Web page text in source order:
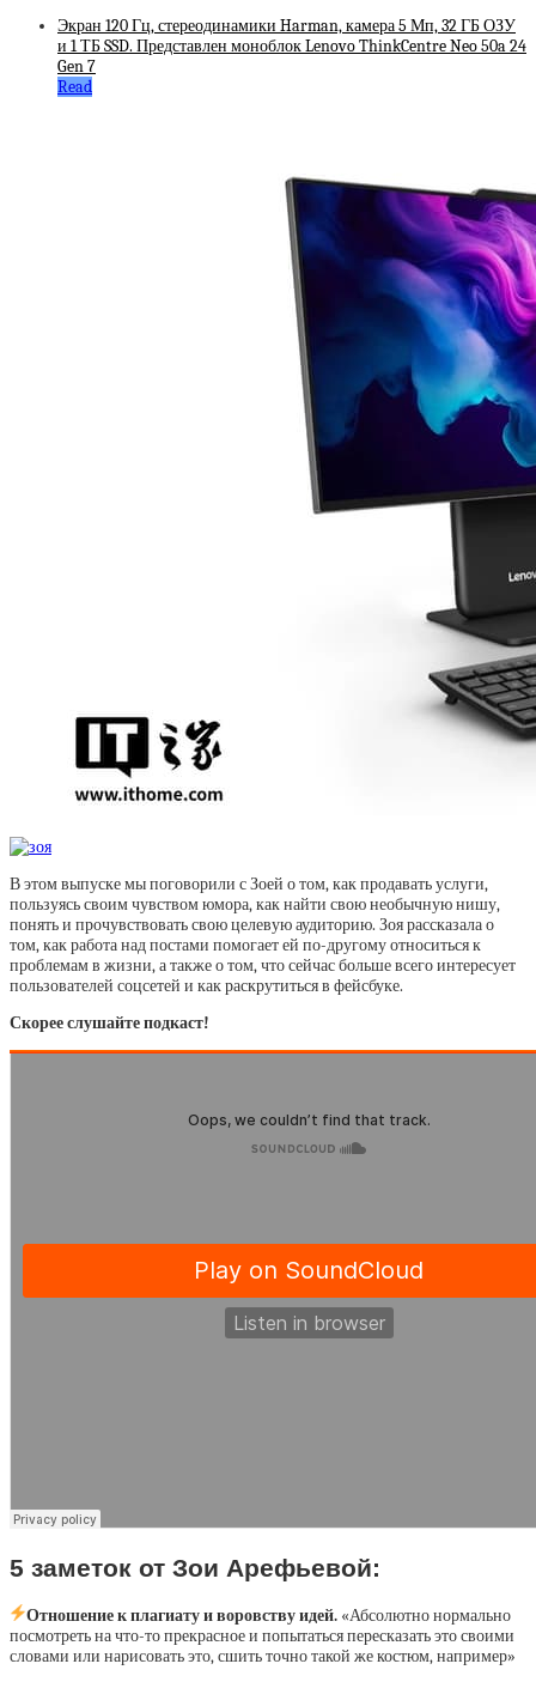
Экран 120 Гц, стереодинамики Harman, камера 5 Мп, 32 ГБ ОЗУ
и 1 ТБ SSD. Представлен моноблок Lenovo ThinkCentre Neo 50a 24
Gen 7
Read
В этом выпуске мы поговорили с Зоей о том, как продавать услуги,
пользуясь своим чувством юмора, как найти свою необычную нишу,
понять и прочувствовать свою целевую аудиторию. Зоя рассказала о
том, как работа над постами помогает ей по-другому относиться к
проблемам в жизни, а также о том, что сейчас больше всего интересует
пользователей соцсетей и как раскрутиться в фейсбуке.
Скорее слушайте подкаст!
5 заметок от Зои Арефьевой:
Отношение к плагиату и воровству идей. «Абсолютно нормально
посмотреть на что-то прекрасное и попытаться пересказать это своими
словами или нарисовать это, сшить точно такой же костюм, например»